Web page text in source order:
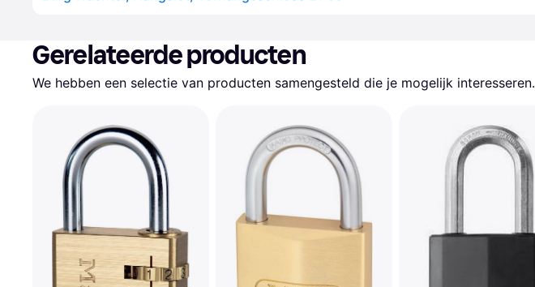
Gerelateerde producten
We hebben een selectie van producten samengesteld die je mogelijk interesseren.